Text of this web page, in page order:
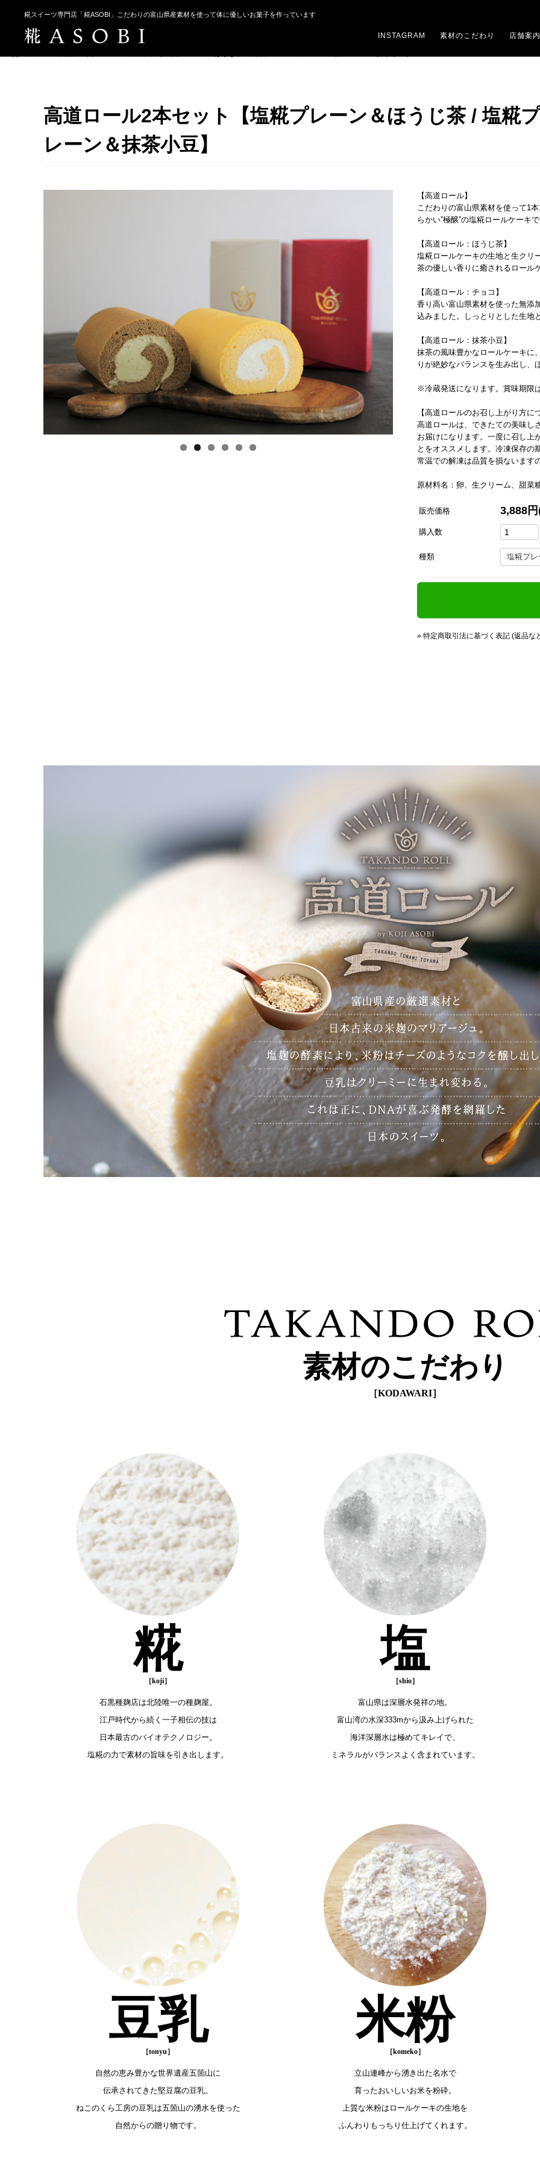
糀スイーツ専門店「糀ASOBI」こだわりの富山県産素材を使って体に優しいお菓子を作っています
INSTAGRAM 素材のこだわり 店舗案内
高道ロール2本セット【塩糀プレーン＆ほうじ茶 / 塩糀
レーン＆抹茶小豆】
【高道ロール】
こだわりの富山県素材を使って1
らかい”極醸”の塩糀ロールケーキ
【高道ロール：ほうじ茶】
塩糀ロールケーキの生地と生クリ
茶の優しい香りに癒されるロール
【高道ロール：チョコ】
香り高い富山県素材を使った無添
込みました。しっとりとした生地
【高道ロール：抹茶小豆】
抹茶の風味豊かなロールケーキに
りが絶妙なバランスを生み出し、
※冷蔵発送になります。賞味期限
【高道ロールのお召し上がり方に
高道ロールは、できたての美味し
お届けになります。一度に召し上
とをオススメします。冷凍保存の
常温での解凍は品質を損ないます
原材料名：卵、生クリーム、甜菜
販売価格 3,888
購入数
種類
» 特定商取引法に基づく表記 (返品な
素材のこだわり
糀
石黒種麹店は北陸唯一の種麹屋。
江戸時代から続く一子相伝の技は
日本最古のバイオテクノロジー。
塩糀の力で素材の旨味を引き出します。
塩
富山県は深層水発祥の地。
富山湾の水深333mから汲み上げられた
海洋深層水は極めてキレイで、
ミネラルがバランスよく含まれています。
豆乳
自然の恵み豊かな世界遺産五箇山に
伝承されてきた堅豆腐の豆乳。
ねこのくら工房の豆乳は五箇山の湧水を使った
自然からの贈り物です。
米粉
立山連峰から湧き出た名水で
育ったおいしいお米を粉砕。
上質な米粉はロールケーキの生地を
ふんわりもっちり仕上げてくれます。